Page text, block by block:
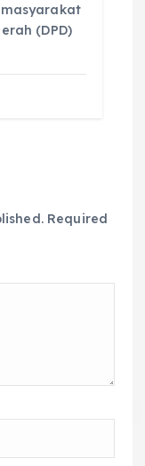
(DPD)
Required